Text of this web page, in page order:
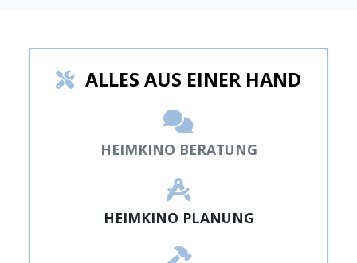
ALLES AUS EINER HAND
HEIMKINO BERATUNG
HEIMKINO PLANUNG